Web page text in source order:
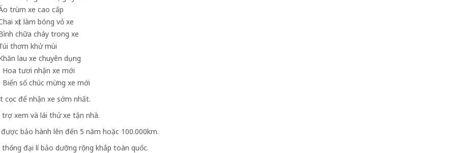
trùm xe cao cấp
xịt làm bóng vỏ xe
chữa cháy trong xe
thơm khử mùi
lau xe chuyên dụng
Hoa tươi nhận xe mới
Biển số chúc mừng xe mới
cọc để nhận xe sớm nhất.
trợ xem và lái thử xe tận nhà.
bảo hành lên đến 5 năm hoặc 100.000km.
thống đại lí bảo dưỡng rộng khắp toàn quốc.